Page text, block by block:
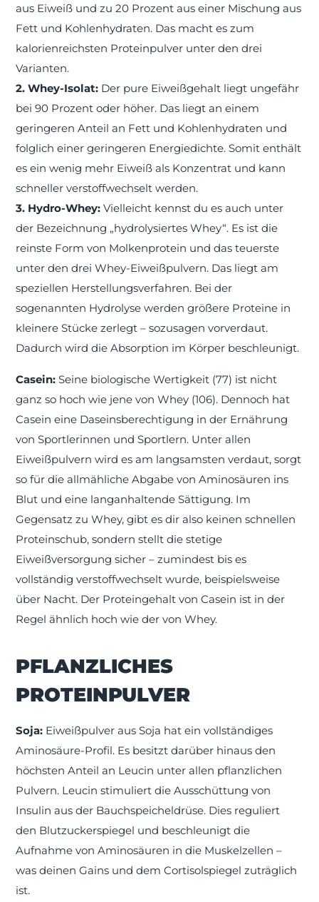
aus Eiweiß und zu 20 Prozent aus einer Mischung aus
Fett und Kohlenhydraten. Das macht es zum
kalorienreichsten Proteinpulver unter den drei
Varianten.
2. Whey-Isolat: Der pure Eiweißgehalt liegt ungefähr
bei 90 Prozent oder höher. Das liegt an einem
geringeren Anteil an Fett und Kohlenhydraten und
folglich einer geringeren Energiedichte. Somit enthält
es ein wenig mehr Eiweiß als Konzentrat und kann
schneller verstoffwechselt werden.
3. Hydro-Whey: Vielleicht kennst du es auch unter
der Bezeichnung „hydrolysiertes Whey“. Es ist die
reinste Form von Molkenprotein und das teuerste
unter den drei Whey-Eiweißpulvern. Das liegt am
speziellen Herstellungsverfahren. Bei der
sogenannten Hydrolyse werden größere Proteine in
kleinere Stücke zerlegt – sozusagen vorverdaut.
Dadurch wird die Absorption im Körper beschleunigt.
Casein: Seine biologische Wertigkeit (77) ist nicht
ganz so hoch wie jene von Whey (106). Dennoch hat
Casein eine Daseinsberechtigung in der Ernährung
von Sportlerinnen und Sportlern. Unter allen
Eiweißpulvern wird es am langsamsten verdaut, sorgt
so für die allmähliche Abgabe von Aminosäuren ins
Blut und eine langanhaltende Sättigung. Im
Gegensatz zu Whey, gibt es dir also keinen schnellen
Proteinschub, sondern stellt die stetige
Eiweißversorgung sicher – zumindest bis es
vollständig verstoffwechselt wurde, beispielsweise
über Nacht. Der Proteingehalt von Casein ist in der
Regel ähnlich hoch wie der von Whey.
PFLANZLICHES
PROTEINPULVER
Soja: Eiweißpulver aus Soja hat ein vollständiges
Aminosäure-Profil. Es besitzt darüber hinaus den
höchsten Anteil an Leucin unter allen pflanzlichen
Pulvern. Leucin stimuliert die Ausschüttung von
Insulin aus der Bauchspeicheldrüse. Dies reguliert
den Blutzuckerspiegel und beschleunigt die
Aufnahme von Aminosäuren in die Muskelzellen –
was deinen Gains und dem Cortisolspiegel zuträglich
ist.